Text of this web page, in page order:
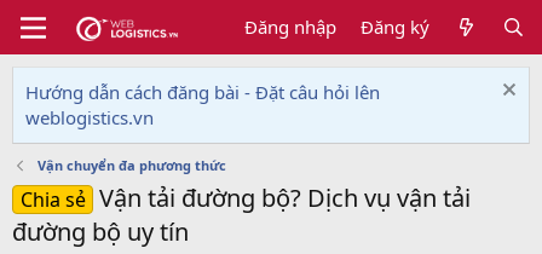
Đăng nhập Đăng ký
Hướng dẫn cách đăng bài - Đặt câu hỏi lên
weblogistics.vn
Vận chuyển đa phương thức
Chia sẻ Vận tải đường bộ? Dịch vụ vận tải
đường bộ uy tín